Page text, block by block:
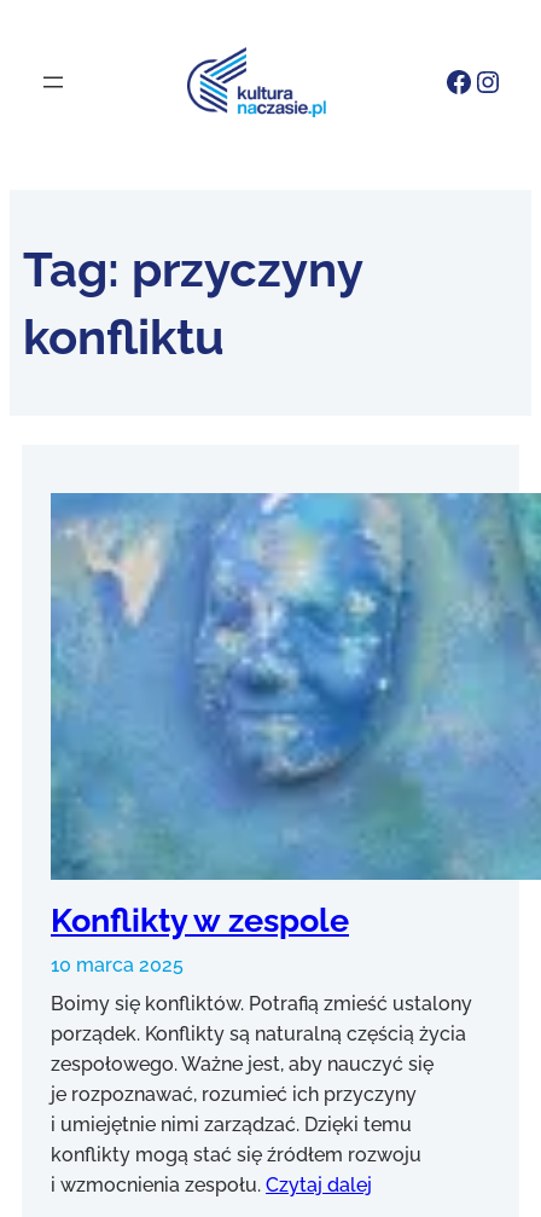
Tag: przyczyny
konfliktu
Konflikty w zespole
10 marca 2025
Boimy się konfliktów. Potrafią zmieść ustalony
porządek. Konflikty są naturalną częścią życia
zespołowego. Ważne jest, aby nauczyć się
je rozpoznawać, rozumieć ich przyczyny
i umiejętnie nimi zarządzać. Dzięki temu
konflikty mogą stać się źródłem rozwoju
i wzmocnienia zespołu. Czytaj dalej